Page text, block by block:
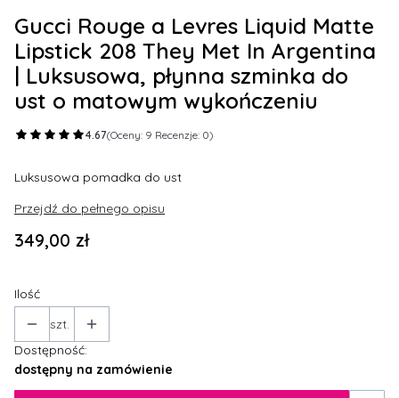
Gucci Rouge a Levres Liquid Matte
Lipstick 208 They Met In Argentina
| Luksusowa, płynna szminka do
ust o matowym wykończeniu
4.67(Oceny: 9 Recenzje: 0)
Luksusowa pomadka do ust
Przejdź do pełnego opisu
Cena
349,00 zł
Ilość
szt.
Dostępność:
dostępny na zamówienie